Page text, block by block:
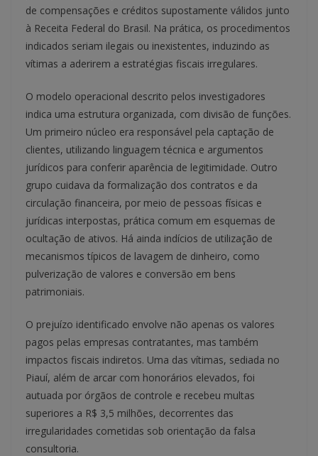
de compensações e créditos supostamente válidos junto
à Receita Federal do Brasil. Na prática, os procedimentos
indicados seriam ilegais ou inexistentes, induzindo as
vítimas a aderirem a estratégias fiscais irregulares.
O modelo operacional descrito pelos investigadores
indica uma estrutura organizada, com divisão de funções.
Um primeiro núcleo era responsável pela captação de
clientes, utilizando linguagem técnica e argumentos
jurídicos para conferir aparência de legitimidade. Outro
grupo cuidava da formalização dos contratos e da
circulação financeira, por meio de pessoas físicas e
jurídicas interpostas, prática comum em esquemas de
ocultação de ativos. Há ainda indícios de utilização de
mecanismos típicos de lavagem de dinheiro, como
pulverização de valores e conversão em bens
patrimoniais.
O prejuízo identificado envolve não apenas os valores
pagos pelas empresas contratantes, mas também
impactos fiscais indiretos. Uma das vítimas, sediada no
Piauí, além de arcar com honorários elevados, foi
autuada por órgãos de controle e recebeu multas
superiores a R$ 3,5 milhões, decorrentes das
irregularidades cometidas sob orientação da falsa
consultoria.